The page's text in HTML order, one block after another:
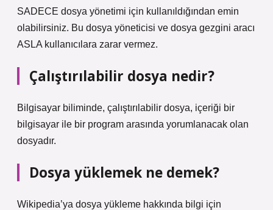
SADECE dosya yönetimi için kullanıldığından emin
olabilirsiniz. Bu dosya yöneticisi ve dosya gezgini aracı
ASLA kullanıcılara zarar vermez.
Çalıştırılabilir dosya nedir?
Bilgisayar biliminde, çalıştırılabilir dosya, içeriği bir
bilgisayar ile bir program arasında yorumlanacak olan
dosyadır.
Dosya yüklemek ne demek?
Wikipedia’ya dosya yükleme hakkında bilgi için